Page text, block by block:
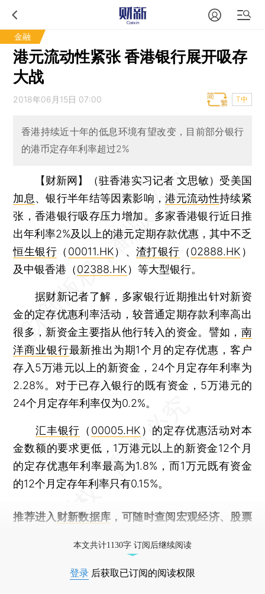
金融
港元流动性紧张 香港银行展开吸存
大战
2018年06月15日 07:00 T中
香港持续近十年的低息环境有望改变，目前部分银行
的港币定存年利率超过2%
【财新网】（驻香港实习记者 文思敏） 受美国
加息、银行半年结等因素影响，港元流动性持续紧
张，香港银行吸存压力增加。多家香港银行近日推
出年利率2%及以上的港元定期存款优惠，其中不乏
恒生银行 （ 00011.HK）、 渣打银行 （02888.HK ）
及中银香港（02388.HK）等大型银行。
据财新记者了解，多家银行近期推出针对新资
金的定存优惠利率活动，较普通定期存款利率高出
很多，新资金主要指从他行转入的资金。譬如， 南
洋商业银行最新推出为期1个月的定存优惠，客户
存入5万港元以上的新资金，24个月定存年利率为
2.28%。对于已存入银行的既有资金，5万港元的
24个月定存年利率仅为0.2%。
汇丰银行 （ 00005.HK ）的定存优惠活动对本
金数额的要求更低，1万港元以上的新资金12个月
的定存优惠年利率最高为1.8%，而1万元既有资金
的12个月定存年利率只有0.15%。
推荐进入 财新数据库 ，可随时查阅宏观经济、股票
本文共计1130字 订阅后继续阅读
登录 后获取已订阅的阅读权限